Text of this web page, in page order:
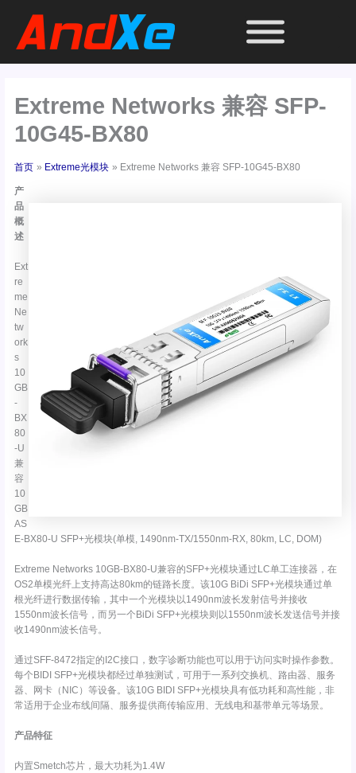
Extreme Networks 兼容 SFP-
10G45-BX80
首页 Extreme光模块 Extreme Networks 兼容 SFP-10G45-BX80
产
品
概
述
Ext
re
me
Ne
tw
ork
s
10
GB
-
BX
80
-U
兼
容
10
GB
AS
E-BX80-U SFP+光模块(单模, 1490nm-TX/1550nm-RX, 80km, LC, DOM)
Extreme Networks 10GB-BX80-U兼容的SFP+光模块通过LC单工连接器，在
OS2单模光纤上支持高达80km的链路长度。该10G BiDi SFP+光模块通过单
根光纤进行数据传输，其中一个光模块以1490nm波长发射信号并接收
1550nm波长信号，而另一个BiDi SFP+光模块则以1550nm波长发送信号并接
收1490nm波长信号。
通过SFF-8472指定的I2C接口，数字诊断功能也可以用于访问实时操作参数。
每个BIDI SFP+光模块都经过单独测试，可用于一系列交换机、路由器、服务
器、网卡（NIC）等设备。该10G BIDI SFP+光模块具有低功耗和高性能，非
常适用于企业布线间隔、服务提供商传输应用、无线电和基带单元等场景。
产品特征
内置Smetch芯片，最大功耗为1.4W